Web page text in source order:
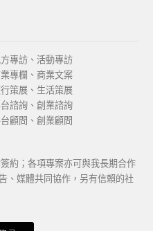
專訪、活動專訪
專欄、商業文案
策展、生活策展
諮詢、創業諮詢
顧問、創業顧問
約；各項專案亦可與我長期合作
、媒體共同協作，另有信賴的社